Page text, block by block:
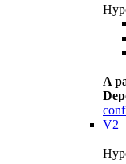
A
V2